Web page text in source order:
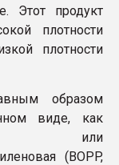
Этот продукт
плотности
плотности
образом
виде, как
или
(BOPP,